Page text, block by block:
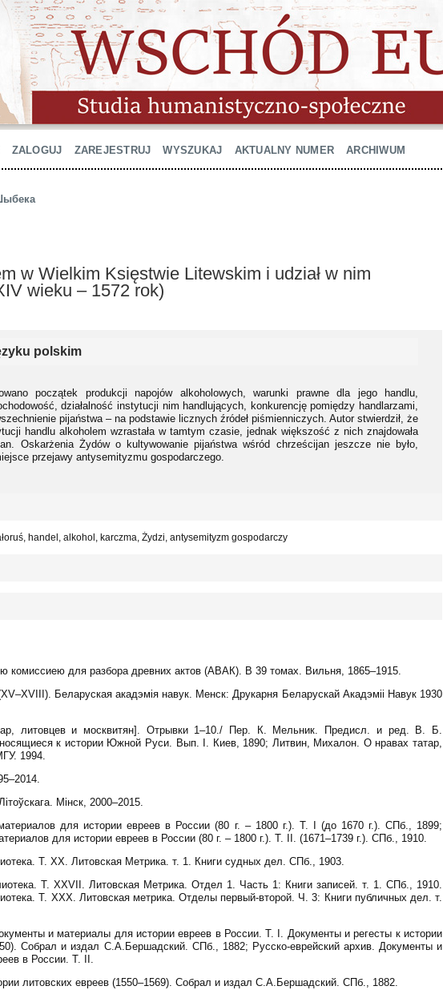
ZALOGUJ ZAREJESTRUJ WYSZUKAJ AKTUALNY NUMER ARCHIWUM
w Wielkim Księstwie Litewskim i udział w nim
wieku – 1572 rok)
polskim
początek produkcji napojów alkoholowych, warunki prawne dla jego handlu,
działalność instytucji nim handlujących, konkurencję pomiędzy handlarzami,
pijaństwa – na podstawie licznych źródeł piśmienniczych. Autor stwierdził, że
handlu alkoholem wzrastała w tamtym czasie, jednak większość z nich znajdowała
Oskarżenia Żydów o kultywowanie pijaństwa wśród chrześcijan jeszcze nie było,
przejawy antysemityzmu gospodarczego.
handel, alkohol, karczma, Żydzi, antysemityzm gospodarczy
комиссиею для разбора древних актов (АВАК). В 39 томах. Вильня, 1865–1915.
(XV–XVIII). Беларуская акадэмія навук. Менск: Друкарня Беларускай Акадэміі Навук 1930
литовцев и москвитян]. Отрывки 1–10./ Пер. К. Мельник. Предисл. и ред. В. Б.
к истории Южной Руси. Вып. I. Киев, 1890; Литвин, Михалон. О нравах татар,
1994.
Мінск, 2000–2015.
для истории евреев в России (80 г. – 1800 г.). Т. I (до 1670 г.). СПб., 1899;
для истории евреев в России (80 г. – 1800 г.). Т. IІ. (1671–1739 г.). СПб., 1910.
Т. ХХ. Литовская Метрика. т. 1. Книги судных дел. СПб., 1903.
Т. ХХVII. Литовская Метрика. Отдел 1. Часть 1: Книги записей. т. 1. СПб., 1910.
Т. ХХХ. Литовская метрика. Отделы первый-второй. Ч. 3: Книги публичных дел. т.
и материалы для истории евреев в России. Т. I. Документы и регесты к истории
Собрал и издал С.А.Бершадский. СПб., 1882; Русско-еврейский архив. Документы и
в России. Т. IІ.
литовских евреев (1550–1569). Собрал и издал С.А.Бершадский. СПб., 1882.